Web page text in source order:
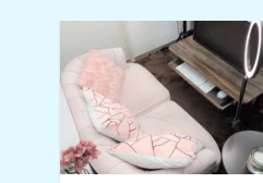
日体験だけでもお気軽に
お問い合わせください♪